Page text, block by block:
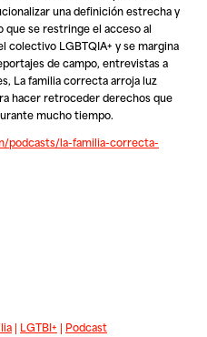
una definición estrecha y
que se restringe el acceso al
colectivo LGBTQIA+ y se margina
de campo, entrevistas a
La familia correctaarroja luz
hacer retroceder derechos que
mucho tiempo.
podcasts/la-familia-correcta-
| LGTBI+ | Podcast